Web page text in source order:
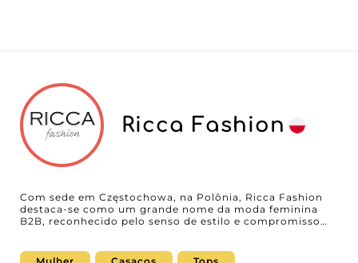
Ricca Fashion
Com sede em Częstochowa, na Polônia, Ricca Fashion
destaca-se como um grande nome da moda feminina
B2B, reconhecido pelo senso de estilo e compromisso
com casacos, tops, partes de baixo, denim e vestidos,